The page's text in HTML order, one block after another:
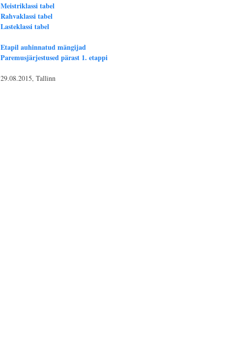
Meistriklassi tabel
Rahvaklassi tabel
Lasteklassi tabel
Etapil auhinnatud mängijad
Paremusjärjestused pärast 1. etappi
29.08.2015, Tallinn